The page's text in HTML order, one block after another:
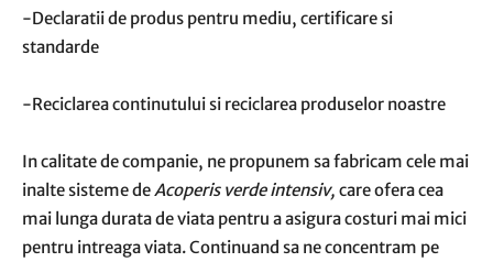
-Declaratii de produs pentru mediu, certificare si
standarde
-Reciclarea continutului si reciclarea produselor noastre
In calitate de companie, ne propunem sa fabricam cele mai
inalte sisteme deAcoperis verde intensiv, care ofera cea
mai lunga durata de viata pentru a asigura costuri mai mici
pentru intreaga viata. Continuand sa ne concentram pe